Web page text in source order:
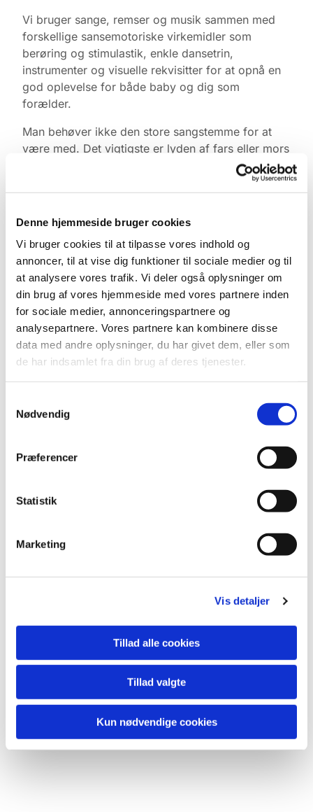
Denne hjemmeside bruger cookies
Vi bruger cookies til at tilpasse vores indhold og
annoncer, til at vise dig funktioner til sociale medier og til
at analysere vores trafik. Vi deler også oplysninger om
din brug af vores hjemmeside med vores partnere inden
for sociale medier, annonceringspartnere og
analysepartnere. Vores partnere kan kombinere disse
data med andre oplysninger, du har givet dem, eller som
de har indsamlet fra din brug af deres tjenester.
Nødvendig
Præferencer
Statistik
Marketing
Vis detaljer
Tillad alle cookies
Tillad valgte
Kun nødvendige cookies
Vi bruger sange, remser og musik sammen med
forskellige sansemotoriske virkemidler som
berøring og stimulastik, enkle dansetrin,
instrumenter og visuelle rekvisitter for at opnå en
god oplevelse for både baby og dig som
forælder.
Man behøver ikke den store sangstemme for at
være med. Det vigtigste er lyden af fars eller mors
stemme, legen, nærværet og øjenkontakten.
Tilmelding & information
Yderligere info kan ske til korleder Sanja Lykke
Albrekt på mail: sanja.albrekt@gmail.com eller på
telefon 55 25 16 51 (ring/sms).
Den1. maj er der mulighed for at invitere familie
og venner til at komme og se,
hvad vi har lavet. Det erkl. 16:30denne dag.
Du vil måske også kunne
lide...